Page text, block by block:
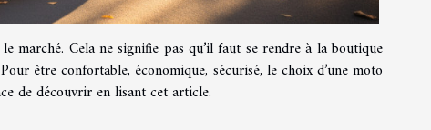
marché. Cela ne signifie pas qu’il faut se rendre à la boutique
être confortable, économique, sécurisé, le choix d’une moto
de découvrir en lisant cet article.